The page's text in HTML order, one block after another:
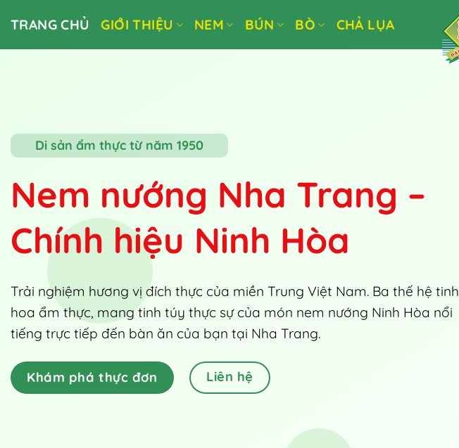
quaTRANG CHỦ GIỚI THIỆU NEM BÚN BÒ CHẢ LỤA
Di sản ẩm thực từ năm 1950
Nem nướng Nha Trang –
Chính hiệu Ninh Hòa
Trải nghiệm hương vị đích thực của miền Trung Việt Nam. Ba thế hệ tinh
hoa ẩm thực, mang tinh túy thực sự của món nem nướng Ninh Hòa nổi
tiếng trực tiếp đến bàn ăn của bạn tại Nha Trang.
Khám phá thực đơn Liên hệ